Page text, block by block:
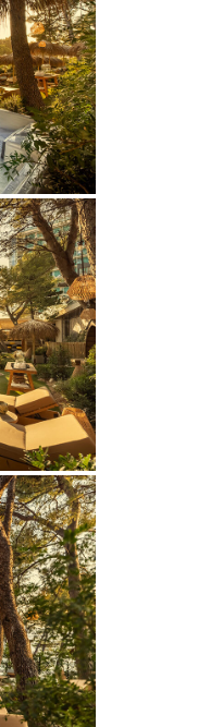
live